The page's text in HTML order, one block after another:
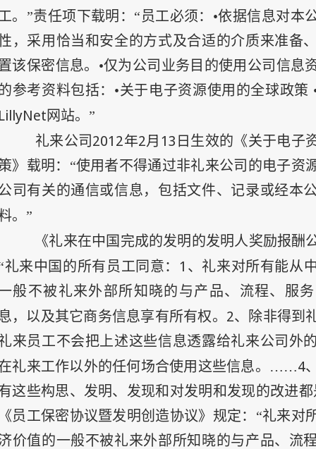
。”责任项下载明：“员工必须：•依据信息对本
，采用恰当和安全的方式及合适的介质来准备
该保密信息。•仅为公司业务目的使用公司信息
参考资料包括：•关于电子资源使用的全球政策
网站。”
礼来公司 2012年2月 13日生效的《关于电子
》载明：“使用者不得通过非礼来公司的电子资
司有关的通信或信息，包括文件、记录或经本
。”
《礼来在中国完成的发明的发明人奖励报酬
礼来中国的所有员工同意： 1 、礼来对所有能从
般不被礼来外部所知晓的与产品、流程、服
，以及其它商务信息享有所有权。 2、除非得到
来员工不会把上述这些信息透露给礼来公司外
礼来工作以外的任何场合使用这些信息。……4
这些构思、发明、发现和对发明和发现的改进
员工保密协议暨发明创造协议》规定：“礼来对
价值的一般不被礼来外部所知晓的与产品、流